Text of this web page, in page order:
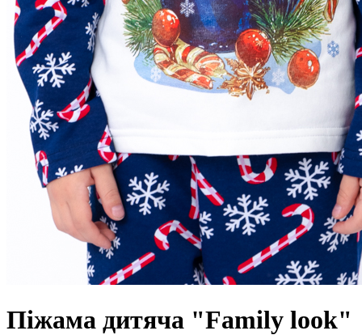
Піжама дитяча "Family look"